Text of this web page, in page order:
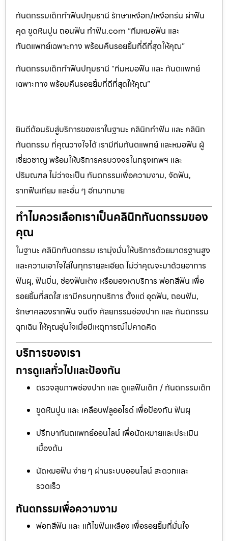
ทันตกรรมเด็กทำฟันปทุมธานี รักษาเหงือก/เหงือกร่น ผ่าฟัน
คุด ขูดหินปูน ถอนฟัน ทำฟัน.com “ทีมหมอฟัน และ
ทันตแพทย์เฉพาะทาง พร้อมคืนรอยยิ้มที่ดีที่สุดให้คุณ”
ทันตกรรมเด็กทำฟันปทุมธานี “ทีมหมอฟัน และ ทันตแพทย์
เฉพาะทาง พร้อมคืนรอยยิ้มที่ดีที่สุดให้คุณ”
ยินดีต้อนรับสู่บริการของเราในฐานะ คลินิกทำฟัน และ คลินิก
ทันตกรรม ที่คุณวางใจได้ เรามีทีมทันตแพทย์ และหมอฟัน ผู้
เชี่ยวชาญ พร้อมให้บริการครบวงจรในกรุงเทพฯ และ
ปริมณฑล ไม่ว่าจะเป็น ทันตกรรมเพื่อความงาม, จัดฟัน,
รากฟันเทียม และอื่น ๆ อีกมากมาย
ทำไมควรเลือกเราเป็นคลินิกทันตกรรมของ
คุณ
ในฐานะ คลินิกทันตกรรม เรามุ่งมั่นให้บริการด้วยมาตรฐานสูง
และความเอาใจใส่ในทุกรายละเอียด ไม่ว่าคุณจะมาด้วยอาการ
ฟันผุ, ฟันบิ่น, ช่องฟันห่าง หรือมองหาบริการ ฟอกสีฟัน เพื่อ
รอยยิ้มที่สดใส เรามีครบทุกบริการ ตั้งแต่ อุดฟัน, ถอนฟัน,
รักษาคลองรากฟัน จนถึง ศัลยกรรมช่องปาก และ ทันตกรรม
ฉุกเฉิน ให้คุณอุ่นใจเมื่อมีเหตุการณ์ไม่คาดคิด
บริการของเรา
การดูแลทั่วไปและป้องกัน
ตรวจสุขภาพช่องปาก และ ดูแลฟันเด็ก / ทันตกรรมเด็ก
ขูดหินปูน และ เคลือบฟลูออไรด์ เพื่อป้องกัน ฟันผุ
ปรึกษาทันตแพทย์ออนไลน์ เพื่อนัดหมายและประเมิน
เบื้องต้น
นัดหมอฟัน ง่าย ๆ ผ่านระบบออนไลน์ สะดวกและ
รวดเร็ว
ทันตกรรมเพื่อความงาม
ฟอกสีฟัน และ แก้ไขฟันเหลือง เพื่อรอยยิ้มที่มั่นใจ